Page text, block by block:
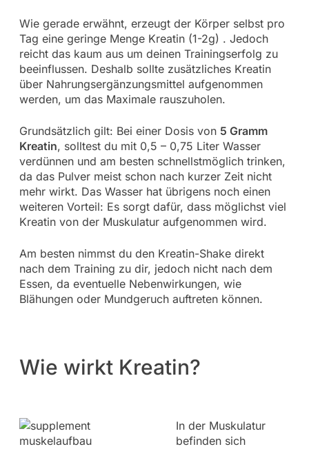
Wie gerade erwähnt, erzeugt der Körper selbst pro
Tag eine geringe Menge Kreatin (1-2g) . Jedoch
reicht das kaum aus um deinen Trainingserfolg zu
beeinflussen. Deshalb sollte zusätzliches Kreatin
über Nahrungsergänzungsmittel aufgenommen
werden, um das Maximale rauszuholen.
Grundsätzlich gilt: Bei einer Dosis von 5 Gramm
Kreatin, solltest du mit 0,5 – 0,75 Liter Wasser
verdünnen und am besten schnellstmöglich trinken,
da das Pulver meist schon nach kurzer Zeit nicht
mehr wirkt. Das Wasser hat übrigens noch einen
weiteren Vorteil: Es sorgt dafür, dass möglichst viel
Kreatin von der Muskulatur aufgenommen wird.
Am besten nimmst du den Kreatin-Shake direkt
nach dem Training zu dir, jedoch nicht nach dem
Essen, da eventuelle Nebenwirkungen, wie
Blähungen oder Mundgeruch auftreten können.
Wie wirkt Kreatin?
In der Muskulatur
befinden sich